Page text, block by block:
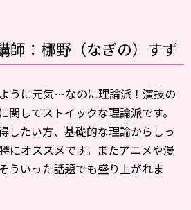
師：梛野（なぎの）すず
うに元気…なのに理論派！演技の
関してストイックな理論派です。
したい方、基礎的な理論からしっ
にオススメです。またアニメや漫
ういった話題でも盛り上がれま